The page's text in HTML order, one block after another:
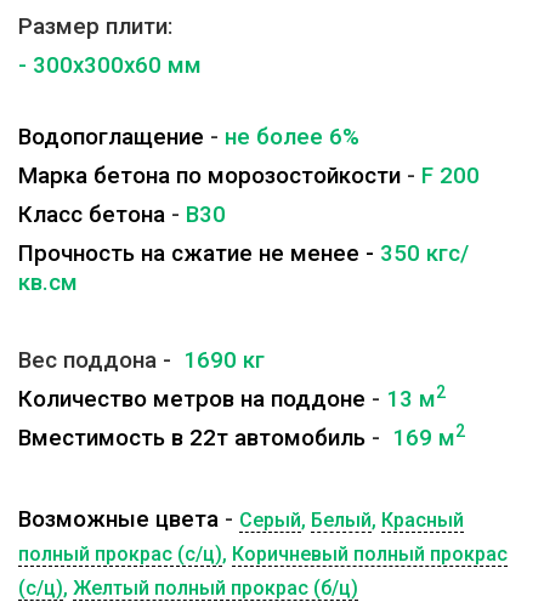
Размер плити:
- 300x300x60 мм
Водопоглащение - не более 6%
Марка бетона по морозостойкости - F 200
Класс бетона - B30
Прочность на сжатие не менее - 350 кгс/
кв.см
Вес поддона - 1690 кг
Количество метров на поддоне - 13 м2
Вместимость в 22т автомобиль - 169 м2
Возможные цвета - Серый, Белый, Красный
полный прокрас (с/ц), Коричневый полный прокрас
(с/ц), Желтый полный прокрас (б/ц)